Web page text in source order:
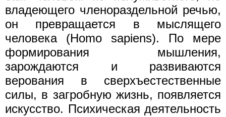
владеющего членораздельной речью,
он превращается в мыслящего
человека (Homo sapiens). По мере
формирования мышления,
зарождаются и развиваются
верования в сверхъестественные
силы, в загробную жизнь, появляется
искусство. Психическая деятельность